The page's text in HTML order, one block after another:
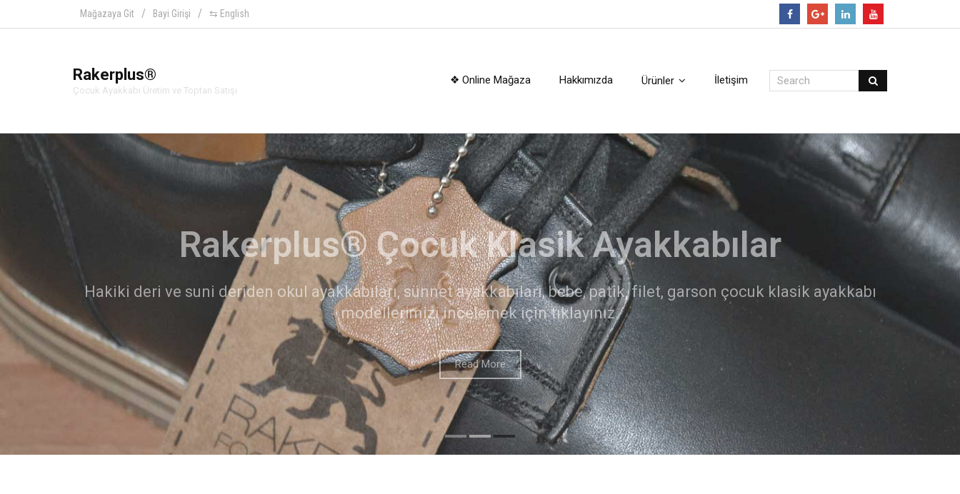
Mağazaya Git Bayi Girişi ⇆ English
Rakerplus®
Çocuk Ayakkabı Üretim ve Toptan Satışı
❖ Online Mağaza Hakkımızda Ürünler İletişim
Rakerplus® Çocuk Botları